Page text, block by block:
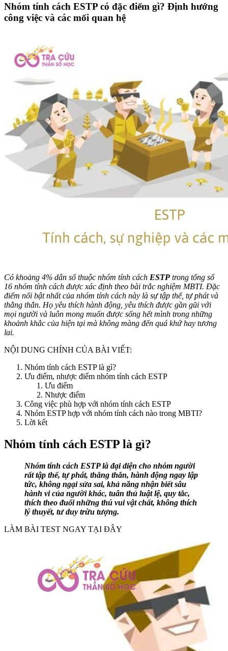
Nhóm tính cách ESTP có đặc điểm gì? Định hướng
công việc và các mối quan hệ
Có khoảng 4% dân số thuộc nhóm tính cách ESTP trong tổng số
16 nhóm tính cách được xác định theo bài trắc nghiệm MBTI. Đặc
điểm nổi bật nhất của nhóm tính cách này là sự tập thể, tự phát và
thẳng thắn. Họ yêu thích hành động, yêu thích được gần gũi với
mọi người và luôn mong muốn được sống hết mình trong những
khoảnh khắc của hiện tại mà không màng đến quá khứ hay tương
lai.
NỘI DUNG CHÍNH CỦA BÀI VIẾT:
Nhóm tính cách ESTP là gì?
Ưu điểm, nhược điểm nhóm tính cách ESTP
Ưu điểm
Nhược điểm
Công việc phù hợp với nhóm tính cách ESTP
Nhóm ESTP hợp với nhóm tính cách nào trong MBTI?
Lời kết
Nhóm tính cách ESTP là gì?
Nhóm tính cách ESTP là đại diện cho nhóm người
rất tập thể, tự phát, thẳng thắn, hành động ngay lập
tức, không ngại sửa sai, khả năng nhận biết sâu
hành vi của người khác, tuân thủ luật lệ, quy tắc,
thích theo đuổi những thú vui vật chất, không thích
lý thuyết, tư duy trừu tượng.
LÀM BÀI TEST NGAY TẠI ĐÂY